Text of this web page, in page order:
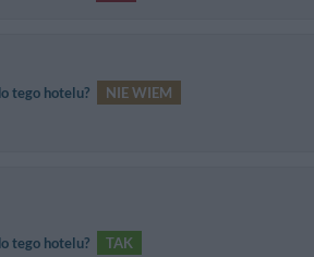
tego hotelu? NIE WIEM
tego hotelu? TAK